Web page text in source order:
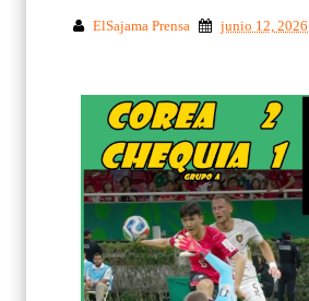
ElSajama Prensa junio 12, 2026